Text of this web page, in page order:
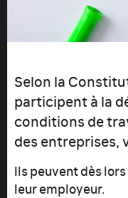
Selon la
participent à la
conditions de
des entreprises,
Ils peuvent dès
leur employeur.